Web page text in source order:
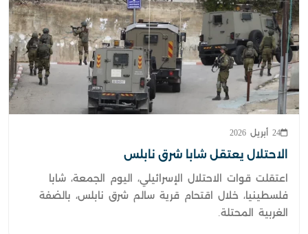
24 أبريل 2026
الاحتلال يعتقل شابا شرق نابلس
اعتقلت قوات الاحتلال الإسرائيلي، اليوم الجمعة، شابا
فلسطينيا، خلال اقتحام قرية سالم شرق نابلس، بالضفة
الغربية المحتلة.